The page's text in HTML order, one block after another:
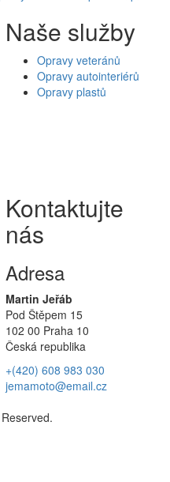
Naše služby
Opravy veteránů
Opravy autointeriérů
Opravy plastů
Kontaktujte
nás
Adresa
Martin Jeřáb
Pod Štěpem 15
102 00 Praha 10
Česká republika
+(420) 608 983 030
jemamoto@email.cz